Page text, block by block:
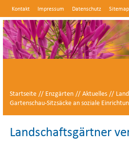
Kontakt Impressum Datenschutz
Sitemap
Internetseiten der Stadt Mühlacker
Startseite Enzgärten Aktuelles
Gartenschau-Sitzsäcke an soziale
Landschaftsgärtner